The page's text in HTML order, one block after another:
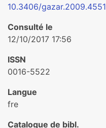
10.3406/gazar.2009.4551
Consulté le
12/10/2017 17:56
ISSN
0016-5522
Langue
fre
Catalogue de bibl.